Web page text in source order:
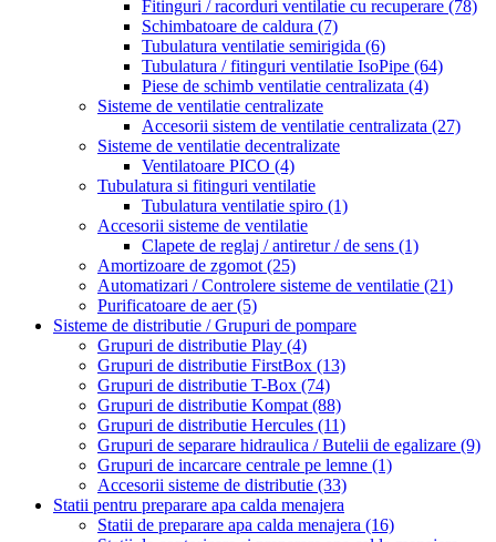
Fitinguri / racorduri ventilatie cu recuperare (78)
Schimbatoare de caldura (7)
Tubulatura ventilatie semirigida (6)
Tubulatura / fitinguri ventilatie IsoPipe (64)
Piese de schimb ventilatie centralizata (4)
Sisteme de ventilatie centralizate
Accesorii sistem de ventilatie centralizata (27)
Sisteme de ventilatie decentralizate
Ventilatoare PICO (4)
Tubulatura si fitinguri ventilatie
Tubulatura ventilatie spiro (1)
Accesorii sisteme de ventilatie
Clapete de reglaj / antiretur / de sens (1)
Amortizoare de zgomot (25)
Automatizari / Controlere sisteme de ventilatie (21)
Purificatoare de aer(5)
Sisteme de distributie / Grupuri de pompare
Grupuri de distributie Play (4)
Grupuri de distributie FirstBox (13)
Grupuri de distributie T-Box (74)
Grupuri de distributie Kompat (88)
Grupuri de distributie Hercules (11)
Grupuri de separare hidraulica / Butelii de egalizare (9)
Grupuri de incarcare centrale pe lemne (1)
Accesorii sisteme de distributie (33)
Statii pentru preparare apa calda menajera
Statii de preparare apa calda menajera (16)